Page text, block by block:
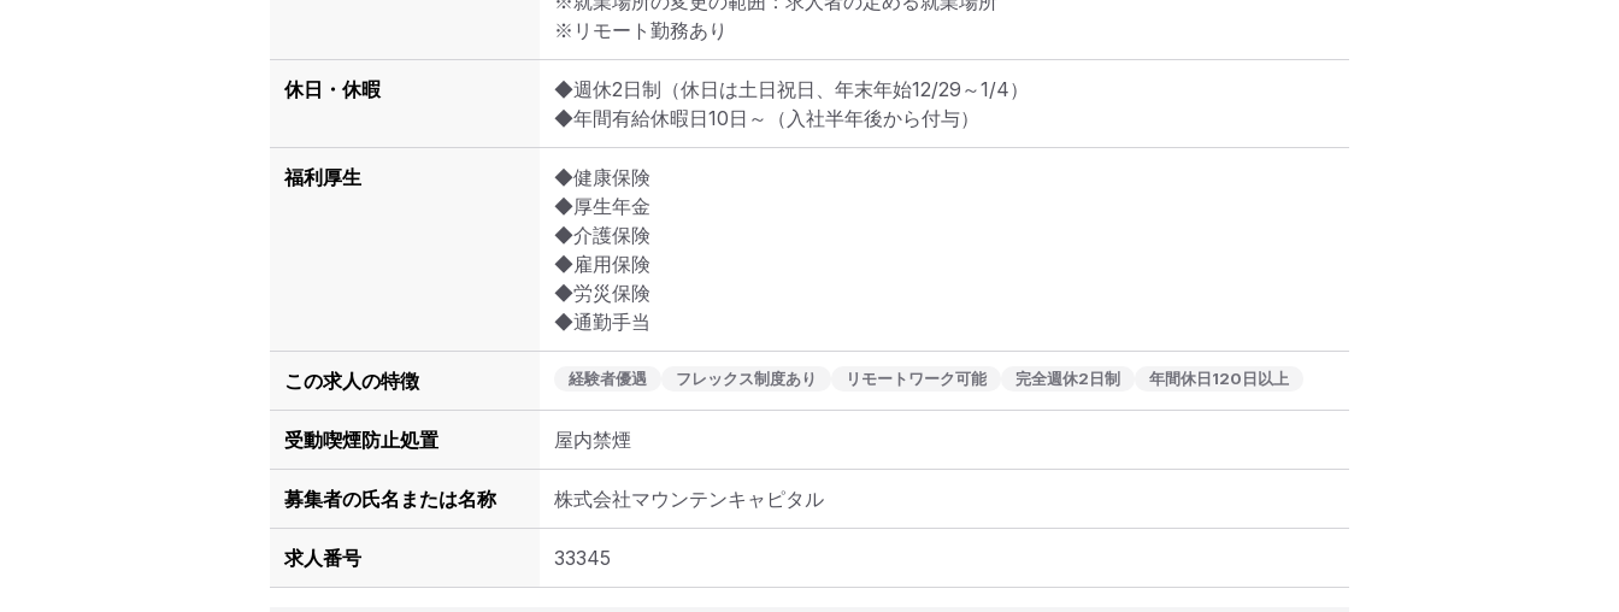
※リモート勤務あり
休日・休暇
◆週休2日制（休日は土日祝日、年末年始12/29～1/4）
◆年間有給休暇日10日～（入社半年後から付与）
福利厚生
◆健康保険
◆厚生年金
◆介護保険
◆雇用保険
◆労災保険
◆通勤手当
この求人の特徴 経験者優遇 フレックス制度あり リモートワーク可能 完全週休2日制 年間休日120日以上
受動喫煙防止処置 屋内禁煙
募集者の氏名または名称 株式会社マウンテンキャピタル
求人番号 33345